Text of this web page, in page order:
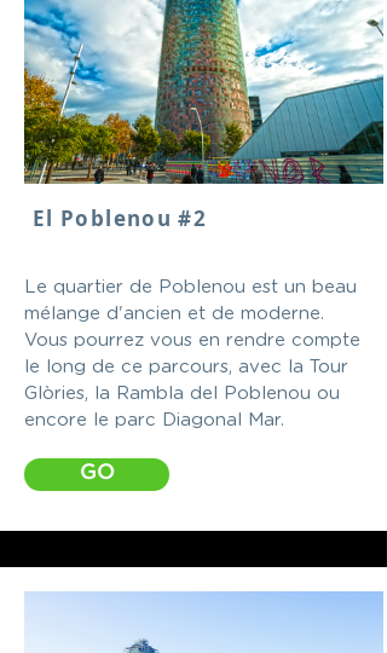
El Poblenou #2
Le quartier de Poblenou est un beau
mélange d'ancien et de moderne.
Vous pourrez vous en rendre compte
le long de ce parcours, avec la Tour
Glòries, la Rambla del Poblenou ou
encore le parc Diagonal Mar.
GO